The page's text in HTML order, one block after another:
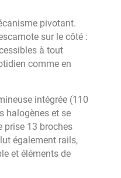
pivotant.
sur le côté :
à tout
comme en
intégrée (110
halogènes et se
prise 13 broches
également rails,
et éléments de